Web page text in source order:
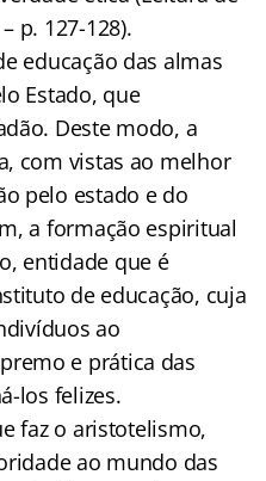
p. 127-128).
educação das almas
Estado, que
Deste modo, a
com vistas ao melhor
pelo estado e do
a formação espiritual
entidade que é
de educação, cuja
ao
e prática das
los felizes.
faz o aristotelismo,
ao mundo das